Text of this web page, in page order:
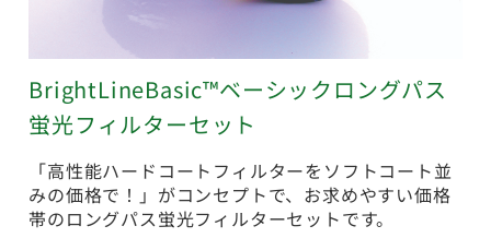
BrightLineBasic™ベーシックロングパス
蛍光フィルターセット
「高性能ハードコートフィルターをソフトコート並
みの価格で！」がコンセプトで、お求めやすい価格
帯のロングパス蛍光フィルターセットです。